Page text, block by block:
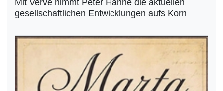
Mit Verve nimmt Peter Hahne die aktuellen
gesellschaftlichen Entwicklungen aufs Korn